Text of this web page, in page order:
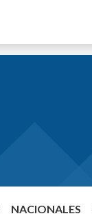
NACIONALES